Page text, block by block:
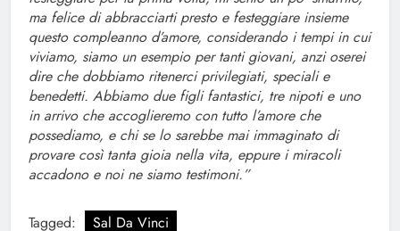
ma felice di abbracciarti presto e festeggiare insieme
questo compleanno d’amore, considerando i tempi in cui
viviamo, siamo un esempio per tanti giovani, anzi oserei
dire che dobbiamo ritenerci privilegiati, speciali e
benedetti. Abbiamo due figli fantastici, tre nipoti e uno
in arrivo che accoglieremo con tutto l’amore che
possediamo, e chi se lo sarebbe mai immaginato di
provare così tanta gioia nella vita, eppure i miracoli
accadono e noi ne siamo testimoni.”
Tagged: Sal Da Vinci